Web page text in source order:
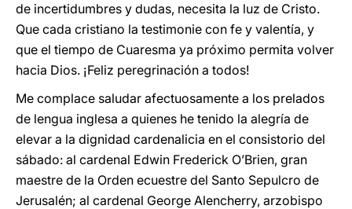
de incertidumbres y dudas, necesita la luz de Cristo.
Que cada cristiano la testimonie con fe y valentía, y
que el tiempo de Cuaresma ya próximo permita volver
hacia Dios. ¡Feliz peregrinación a todos!
Me complace saludar afectuosamente a los prelados
de lengua inglesa a quienes he tenido la alegría de
elevar a la dignidad cardenalicia en el consistorio del
sábado: al cardenal Edwin Frederick O’Brien, gran
maestre de la Orden ecuestre del Santo Sepulcro de
Jerusalén; al cardenal George Alencherry, arzobispo